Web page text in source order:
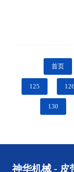
首页
125 126
130
神华机械 - 皮